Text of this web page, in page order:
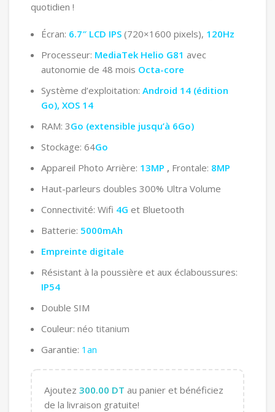
quotidien !
Écran: 6.7″ LCD IPS (720×1600 pixels), 120Hz
Processeur: MediaTek Helio G81 avec
autonomie de 48 mois Octa-core
Système d’exploitation: Android 14 (édition
Go), XOS 14
RAM: 3Go (extensible jusqu’à 6Go)
Stockage: 64Go
Appareil Photo Arrière: 13MP , Frontale: 8MP
Haut-parleurs doubles 300% Ultra Volume
Connectivité: Wifi 4G et Bluetooth
Batterie: 5000mAh
Empreinte digitale
Résistant à la poussière et aux éclaboussures:
IP54
Double SIM
Couleur: néo titanium
Garantie: 1an
Ajoutez 300.00 DT au panier et bénéficiez
de la livraison gratuite!